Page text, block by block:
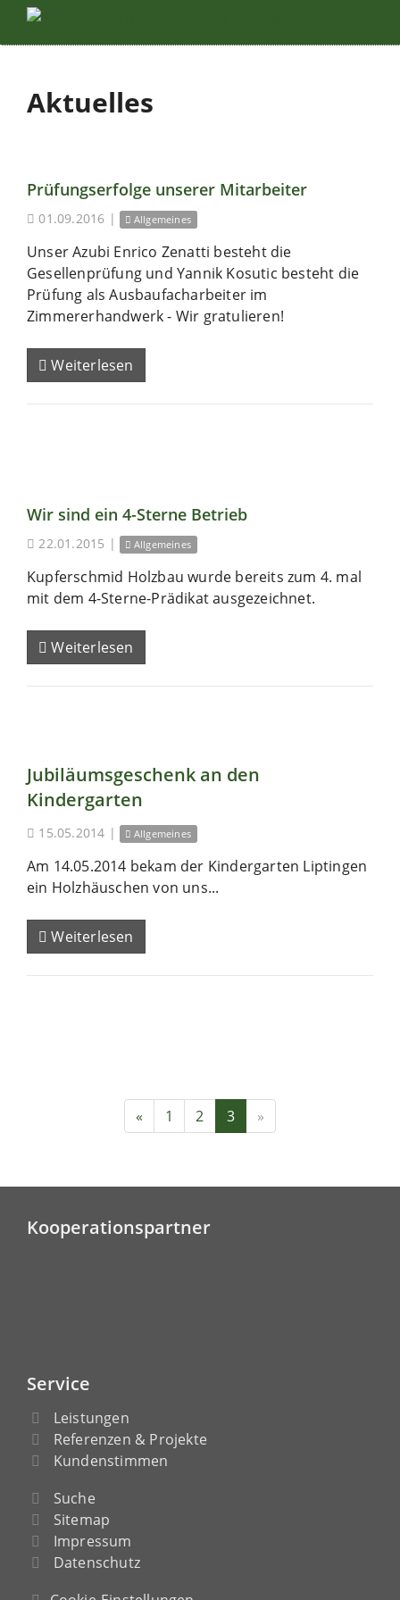
Aktuelles
Prüfungserfolge unserer Mitarbeiter
01.09.2016 | Allgemeines
Unser Azubi Enrico Zenatti besteht die
Gesellenprüfung und Yannik Kosutic besteht die
Prüfung als Ausbaufacharbeiter im
Zimmererhandwerk - Wir gratulieren!
Weiterlesen
Wir sind ein 4-Sterne Betrieb
22.01.2015 | Allgemeines
Kupferschmid Holzbau wurde bereits zum 4. mal
mit dem 4-Sterne-Prädikat ausgezeichnet.
Weiterlesen
Jubiläumsgeschenk an den
Kindergarten
15.05.2014 | Allgemeines
Am 14.05.2014 bekam der Kindergarten Liptingen
ein Holzhäuschen von uns...
Weiterlesen
« 1 2 3 »
Kooperationspartner
Service
Leistungen
Referenzen & Projekte
Kundenstimmen
Suche
Sitemap
Impressum
Datenschutz